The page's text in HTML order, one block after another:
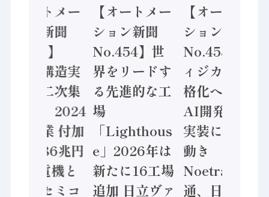
【オートメー
ション新聞
No.455】
「経済構造実
態調査二次集
計結果」2024
年製造業 付加
価値額86兆円
/ 三菱電機と
ソニーセミコ
【オートメー
ション新聞
No.454】世
界をリードす
る先進的な工
場
「Lighthous
e」2026年は
新たに16工場
追加 日立ヴァ
【オートメー
ション新聞
No.453】フ
ィジカルAI本
格化へ 国産
AI開発や社会
実装に活発な
動き
Noetra、富士
通、日立 / 兵